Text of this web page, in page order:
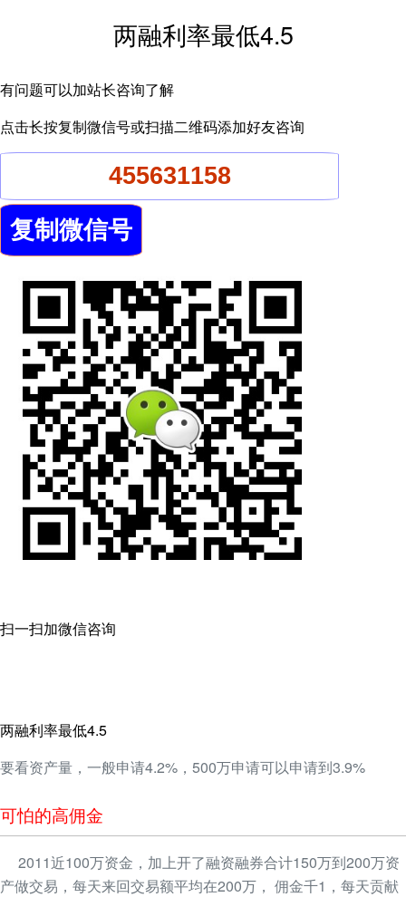
两融利率最低4.5
有问题可以加站长咨询了解
点击长按复制微信号或扫描二维码添加好友咨询
扫一扫加微信咨询
两融利率最低4.5
要看资产量，一般申请4.2%，500万申请可以申请到3.9%
可怕的高佣金
2011近100万资金，加上开了融资融券合计150万到200万资
产做交易，每天来回交易额平均在200万， 佣金千1，每天贡献